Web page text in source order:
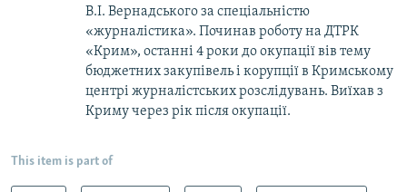
В.І. Вернадського за спеціальністю
«журналістика». Починав роботу на ДТРК
«Крим», останні 4 роки до окупації вів тему
бюджетних закупівель і корупції в Кримському
центрі журналістських розслідувань. Виїхав з
Криму через рік після окупації.
This item is part of